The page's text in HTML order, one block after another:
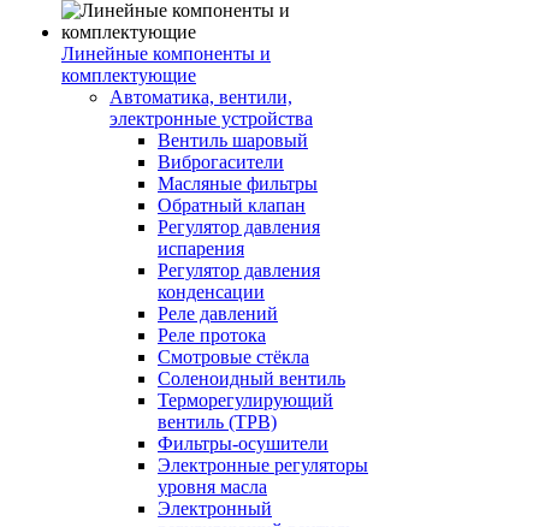
Линейные компоненты и
комплектующие
Автоматика, вентили,
электронные устройства
Вентиль шаровый
Виброгасители
Масляные фильтры
Обратный клапан
Регулятор давления
испарения
Регулятор давления
конденсации
Реле давлений
Реле протока
Смотровые стёкла
Соленоидный вентиль
Терморегулирующий
вентиль (ТРВ)
Фильтры-осушители
Электронные регуляторы
уровня масла
Электронный